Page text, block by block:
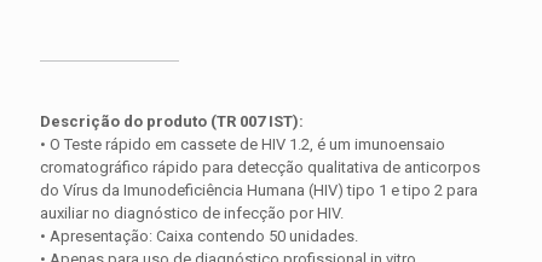
Descrição do produto (TR 007 IST):
• O Teste rápido em cassete de HIV 1.2, é um imunoensaio
cromatográfico rápido para detecção qualitativa de anticorpos
do Vírus da Imunodeficiência Humana (HIV) tipo 1 e tipo 2 para
auxiliar no diagnóstico de infecção por HIV.
• Apresentação: Caixa contendo 50 unidades.